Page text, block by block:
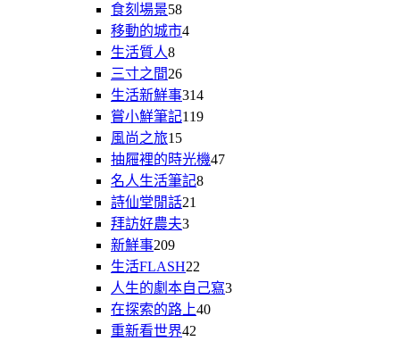
食刻場景58
移動的城市4
生活質人8
三寸之間26
生活新鮮事314
嘗小鮮筆記119
風尚之旅15
抽屜裡的時光機47
名人生活筆記8
詩仙堂閒話21
拜訪好農夫3
新鮮事209
生活FLASH22
人生的劇本自己寫3
在探索的路上40
重新看世界42